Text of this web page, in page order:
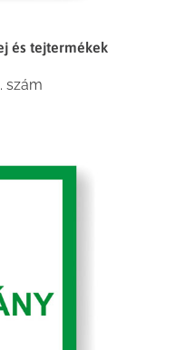
és tejtermékek
szám